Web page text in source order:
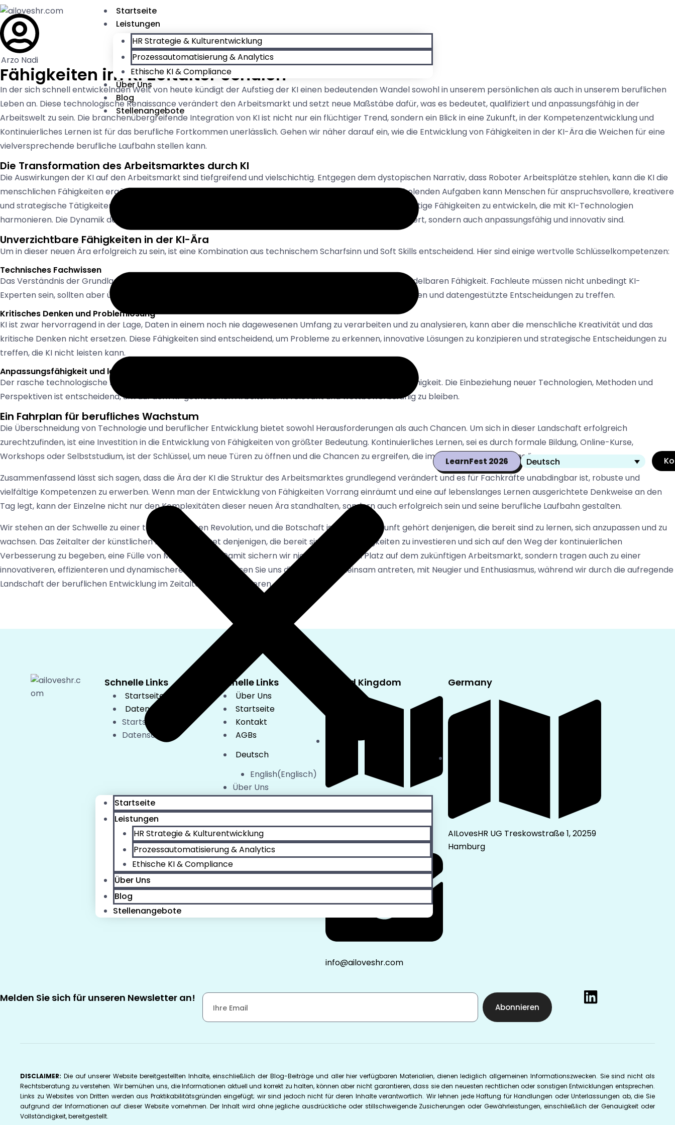
Startseite
Leistungen
HR Strategie & Kulturentwicklung
Prozessautomatisierung & Analytics
Ethische KI & Compliance
Über Uns
Blog
Stellenangebote
Startseite
Leistungen
HR Strategie & Kulturentwicklung
Prozessautomatisierung & Analytics
Ethische KI & Compliance
Über Uns
Blog
Stellenangebote
LearnFest 2026 Deutsch
Arzo Nadi
Fähigkeiten im KI Zeitalter Schulen
In der sich schnell entwickelnden Welt von heute kündigt der Aufstieg der KI einen bedeutenden Wandel sowohl in unserem persönlichen als auch in unserem beruflichen
Leben an. Diese technologische Renaissance verändert den Arbeitsmarkt und setzt neue Maßstäbe dafür, was es bedeutet, qualifiziert und anpassungsfähig in der
Arbeitswelt zu sein. Die branchenübergreifende Integration von KI ist nicht nur ein flüchtiger Trend, sondern ein Blick in eine Zukunft, in der Kompetenzentwicklung und
Kontinuierliches Lernen ist für das berufliche Fortkommen unerlässlich. Gehen wir näher darauf ein, wie die Entwicklung von Fähigkeiten in der KI-Ära die Weichen für eine
vielversprechende berufliche Laufbahn stellen kann.
Die Transformation des Arbeitsmarktes durch KI
Die Auswirkungen der KI auf den Arbeitsmarkt sind tiefgreifend und vielschichtig. Entgegen dem dystopischen Narrativ, dass Roboter Arbeitsplätze stehlen, kann die KI die
menschlichen Fähigkeiten ergänzen, nicht ersetzen. Die Automatisierung von Routine- und sich wiederholenden Aufgaben kann Menschen für anspruchsvollere, kreativere
und strategische Tätigkeiten freisetzen. Dieser Paradigmenwechsel unterstreicht, wie wichtig es ist, vielseitige Fähigkeiten zu entwickeln, die mit KI-Technologien
harmonieren. Die Dynamik der heutigen Arbeitswelt erfordert Arbeitskräfte, die nicht nur technisch versiert, sondern auch anpassungsfähig und innovativ sind.
Unverzichtbare Fähigkeiten in der KI-Ära
Um in dieser neuen Ära erfolgreich zu sein, ist eine Kombination aus technischem Scharfsinn und Soft Skills entscheidend. Hier sind einige wertvolle Schlüsselkompetenzen:
Technisches Fachwissen
Das Verständnis der Grundlagen von KI und maschinellem Lernen wird immer mehr zu einer nicht verhandelbaren Fähigkeit. Fachleute müssen nicht unbedingt KI-
Experten sein, sollten aber über ausreichende Kenntnisse verfügen, um effektiv mit KI-Systemen zu arbeiten und datengestützte Entscheidungen zu treffen.
Kritisches Denken und Problemlösung
KI ist zwar hervorragend in der Lage, Daten in einem noch nie dagewesenen Umfang zu verarbeiten und zu analysieren, kann aber die menschliche Kreativität und das
kritische Denken nicht ersetzen. Diese Fähigkeiten sind entscheidend, um Probleme zu erkennen, innovative Lösungen zu konzipieren und strategische Entscheidungen zu
treffen, die KI nicht leisten kann.
Anpassungsfähigkeit und lebenslanges Lernen
Der rasche technologische Fortschritt erfordert eine Kultur des ständigen Lernens und der Anpassungsfähigkeit. Die Einbeziehung neuer Technologien, Methoden und
Perspektiven ist entscheidend, um auf dem KI-getriebenen Arbeitsmarkt relevant und wettbewerbsfähig zu bleiben.
Ein Fahrplan für berufliches Wachstum
Die Überschneidung von Technologie und beruflicher Entwicklung bietet sowohl Herausforderungen als auch Chancen. Um sich in dieser Landschaft erfolgreich
zurechtzufinden, ist eine Investition in die Entwicklung von Fähigkeiten von größter Bedeutung. Kontinuierliches Lernen, sei es durch formale Bildung, Online-Kurse,
Workshops oder Selbststudium, ist der Schlüssel, um neue Türen zu öffnen und die Chancen zu ergreifen, die im Zeitalter der KI vor uns liegen.
Zusammenfassend lässt sich sagen, dass die Ära der KI die Struktur des Arbeitsmarktes grundlegend verändert und es für Fachkräfte unabdingbar ist, robuste und
vielfältige Kompetenzen zu erwerben. Wenn man der Entwicklung von Fähigkeiten Vorrang einräumt und eine auf lebenslanges Lernen ausgerichtete Denkweise an den
Tag legt, kann der Einzelne nicht nur den Komplexitäten dieser neuen Ära standhalten, sondern auch erfolgreich sein und seine berufliche Laufbahn gestalten.
Wir stehen an der Schwelle zu einer technologischen Revolution, und die Botschaft ist klar: Die Zukunft gehört denjenigen, die bereit sind zu lernen, sich anzupassen und zu
wachsen. Das Zeitalter der künstlichen Intelligenz bietet denjenigen, die bereit sind, in ihre Fähigkeiten zu investieren und sich auf den Weg der kontinuierlichen
Verbesserung zu begeben, eine Fülle von Möglichkeiten. Damit sichern wir nicht nur unseren Platz auf dem zukünftigen Arbeitsmarkt, sondern tragen auch zu einer
innovativeren, effizienteren und dynamischeren Welt bei. Lassen Sie uns diese Reise gemeinsam antreten, mit Neugier und Enthusiasmus, während wir durch die aufregende
Landschaft der beruflichen Entwicklung im Zeitalter der KI navigieren.
Schnelle Links
Startseite
Datenschutz
Startseite
Datenschutz
Schnelle Links
Über Uns
Startseite
Kontakt
AGBs
Deutsch
English(Englisch)
Über Uns
Startseite
Kontakt
AGBs
Deutsch
English
LearnFest 2026
United Kingdom
AI Loves HR Ltd
128 City Road
London EC1V 2NX
info@ailoveshr.com
Germany
AILovesHR UG Treskowstraße 1, 20259
Hamburg
Melden Sie sich für unseren Newsletter an!
Abonnieren
DISCLAIMER: Die auf unserer Website bereitgestellten Inhalte, einschließlich der Blog-Beiträge und aller hier verfügbaren Materialien, dienen lediglich allgemeinen Informationszwecken. Sie sind nicht als
Rechtsberatung zu verstehen. Wir bemühen uns, die Informationen aktuell und korrekt zu halten, können aber nicht garantieren, dass sie den neuesten rechtlichen oder sonstigen Entwicklungen entsprechen.
Links zu Websites von Dritten werden aus Praktikabilitätsgründen eingefügt; wir sind jedoch nicht für deren Inhalte verantwortlich. Wir lehnen jede Haftung für Handlungen oder Unterlassungen ab, die Sie
aufgrund der Informationen auf dieser Website vornehmen. Der Inhalt wird ohne jegliche ausdrückliche oder stillschweigende Zusicherungen oder Gewährleistungen, einschließlich der Genauigkeit oder
Vollständigkeit, bereitgestellt.